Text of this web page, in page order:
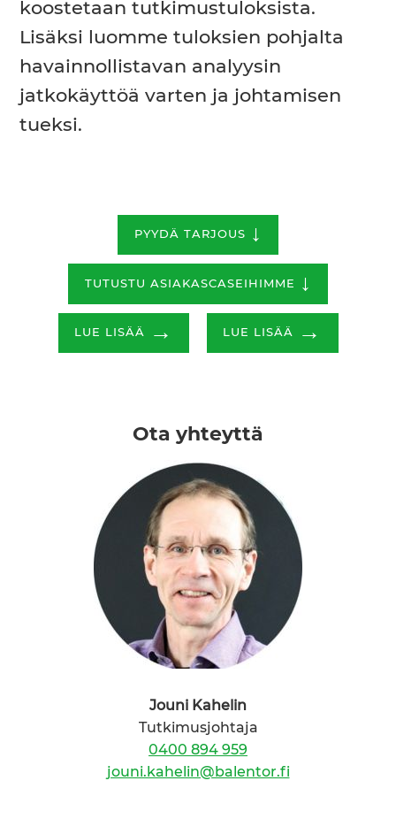
koostetaan tutkimustuloksista.
Lisäksi luomme tuloksien pohjalta
havainnollistavan analyysin
jatkokäyttöä varten ja johtamisen
tueksi.
PYYDÄ TARJOUS ↓
TUTUSTU ASIAKASCASEIHIMME ↓
LUE LISÄÄ → LUE LISÄÄ →
Ota yhteyttä
Jouni Kahelin
Tutkimusjohtaja
0400 894 959
jouni.kahelin@balentor.fi